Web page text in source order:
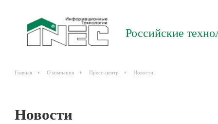
Российские
Главная О компании Пресс-центр Новости
Новости